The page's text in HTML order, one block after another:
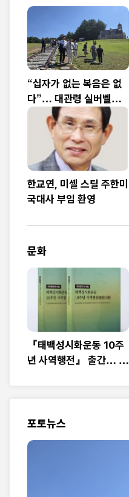
“십자가 없는 복음은 없
다”… 대관령 실버벨교
회 김은호 목사 특별초청
한교연, 미셸 스틸 주한미
국대사 부임 환영
문화
『태백성시화운동 10주
년 사역행전』 출간… 교
포토뉴스